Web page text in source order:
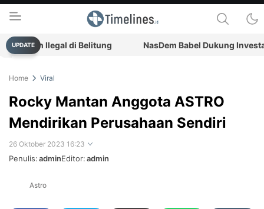
Timelines.id
Media Literasi, Sejarah & Budaya
UPDATE
Timah Ilegal di Belitung NasDem Babel Dukung
Home Viral
Rocky Mantan Anggota ASTRO
Mendirikan Perusahaan Sendiri
26 Oktober 2023 16:23
Penulis:adminEditor:admin
Astro